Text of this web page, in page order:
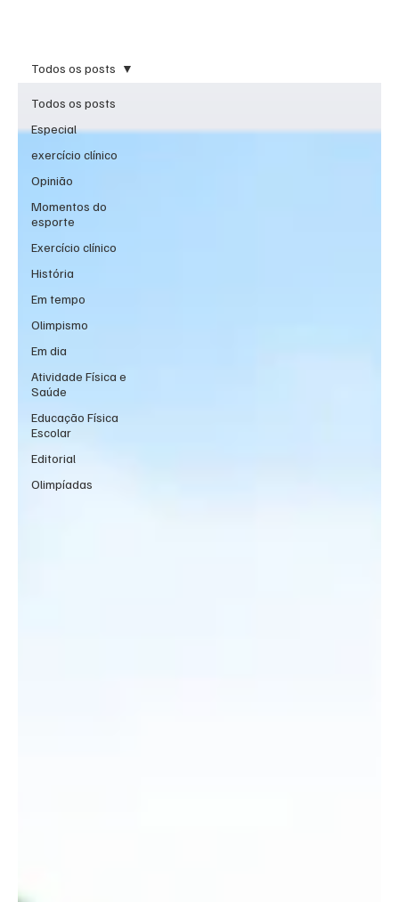
Todos os posts
Especial
exercício clínico
Opinião
Momentos do
esporte
Exercício clínico
História
Em tempo
Olimpismo
Em dia
Atividade Física e
Saúde
Educação Física
Escolar
Editorial
Olimpíadas
Todos os posts